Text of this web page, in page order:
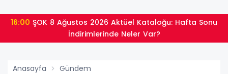
16:00
İndirimlerinde Neler Var?
Anasayfa Gündem